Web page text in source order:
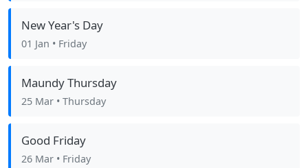
New Year's Day
01 Jan • Friday
Maundy Thursday
25 Mar • Thursday
Good Friday
26 Mar • Friday